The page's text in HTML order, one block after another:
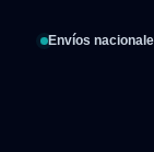
Envíos